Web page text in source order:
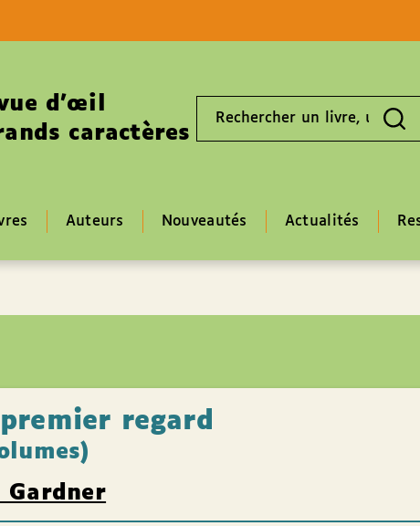
d’œil
caractères livre,
Auteurs Nouveautés Actualités
regard
Gardner